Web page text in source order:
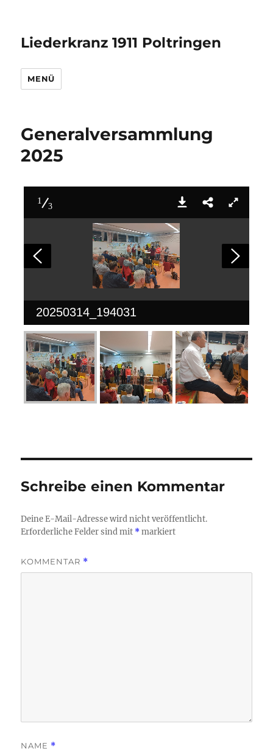
Liederkranz 1911 Poltringen
MENÜ
Generalversammlung
2025
1
3
20250314_194031
Schreibe einen Kommentar
Deine E-Mail-Adresse wird nicht veröffentlicht.
Erforderliche Felder sind mit *markiert
KOMMENTAR *
NAME *